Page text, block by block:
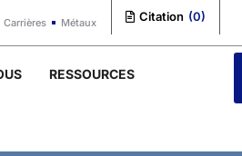
Carrières Métaux Citation (0)
RESSOURCES